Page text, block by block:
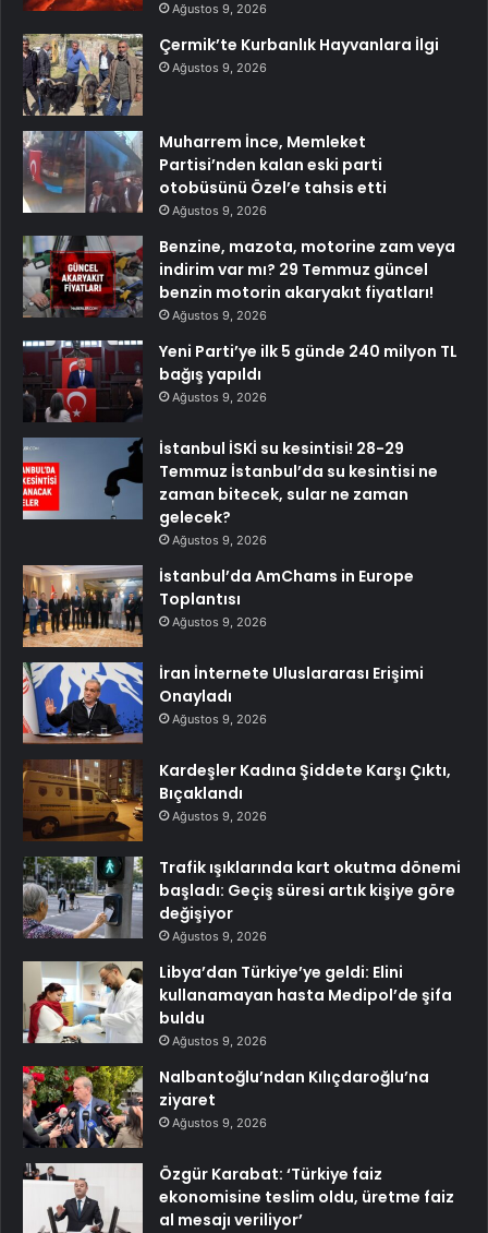
Ağustos 9, 2026
Çermik’te Kurbanlık Hayvanlara İlgi
Ağustos 9, 2026
Muharrem İnce, Memleket
Partisi’nden kalan eski parti
otobüsünü Özel’e tahsis etti
Ağustos 9, 2026
Benzine, mazota, motorine zam veya
indirim var mı? 29 Temmuz güncel
benzin motorin akaryakıt fiyatları!
Ağustos 9, 2026
Yeni Parti’ye ilk 5 günde 240 milyon TL
bağış yapıldı
Ağustos 9, 2026
İstanbul İSKİ su kesintisi! 28-29
Temmuz İstanbul’da su kesintisi ne
zaman bitecek, sular ne zaman
gelecek?
Ağustos 9, 2026
İstanbul’da AmChams in Europe
Toplantısı
Ağustos 9, 2026
İran İnternete Uluslararası Erişimi
Onayladı
Ağustos 9, 2026
Kardeşler Kadına Şiddete Karşı Çıktı,
Bıçaklandı
Ağustos 9, 2026
Trafik ışıklarında kart okutma dönemi
başladı: Geçiş süresi artık kişiye göre
değişiyor
Ağustos 9, 2026
Libya’dan Türkiye’ye geldi: Elini
kullanamayan hasta Medipol’de şifa
buldu
Ağustos 9, 2026
Nalbantoğlu’ndan Kılıçdaroğlu’na
ziyaret
Ağustos 9, 2026
Özgür Karabat: ‘Türkiye faiz
ekonomisine teslim oldu, üretme faiz
al mesajı veriliyor’